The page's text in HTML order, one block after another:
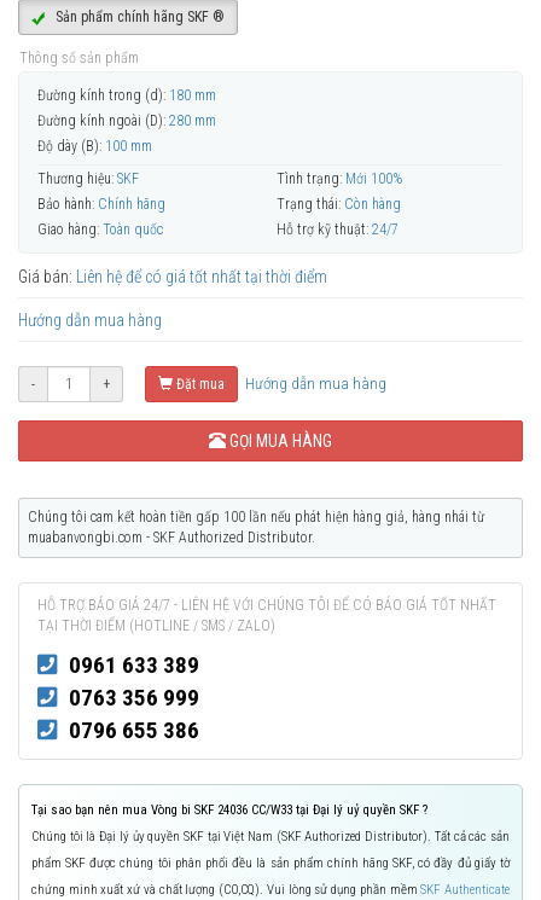
Sản phẩm chính hãng SKF ®
Thông số sản phẩm
Đường kính trong (d): 180 mm
Đường kính ngoài (D): 280 mm
Độ dày (B): 100 mm
Thương hiệu: SKF Tình trạng: Mới 100%
Bảo hành: Chính hãng Trạng thái: Còn hàng
Giao hàng: Toàn quốc Hỗ trợ kỹ thuật: 24/7
Giá bán: Liên hệ để có giá tốt nhất tại thời điểm
Hướng dẫn mua hàng
- + Đặt mua Hướng dẫn mua hàng
GỌI MUA HÀNG
Chúng tôi cam kết hoàn tiền gấp 100 lần nếu phát hiện hàng giả, hàng nhái từ
muabanvongbi.com - SKF Authorized Distributor.
HỖ TRỢ BÁO GIÁ 24/7 - LIÊN HỆ VỚI CHÚNG TÔI ĐỂ CÓ BÁO GIÁ TỐT NHẤT
TẠI THỜI ĐIỂM (HOTLINE / SMS / ZALO)
0961 633 389
0763 356 999
0796 655 386
Tại sao bạn nên mua Vòng bi SKF 24036 CC/W33 tại Đại lý uỷ quyền SKF ?
Chúng tôi là Đại lý ủy quyền SKF tại Việt Nam (SKF Authorized Distributor). Tất cả các sản
phẩm SKF được chúng tôi phân phối đều là sản phẩm chính hãng SKF, có đầy đủ giấy tờ
chứng minh xuất xứ và chất lượng (CO,CQ). Vui lòng sử dụng phần mềmSKF Authenticate